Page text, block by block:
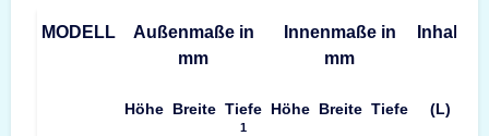
MODELL
Außenmaße in
mm
Innenmaße in
mm
Inhalt
Höhe Breite Tiefe
1
Höhe Breite Tiefe (L)